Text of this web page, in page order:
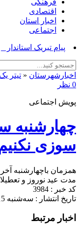
فرهنگی
اقتصادی
اخبار استان
اجتماعی
پیام تبریک استاندار
اخبارشهرستان « تیتر یک
0 نظر
پویش اجتماعی
چهارشنبه
سوزی
همزمان با‌چهارشنبه
مدت عید نوروز و
کد خبر : 3984
تاریخ انتشار : سه‌شنبه 15 مارس 2022 - 11:15
اخبار مرتبط